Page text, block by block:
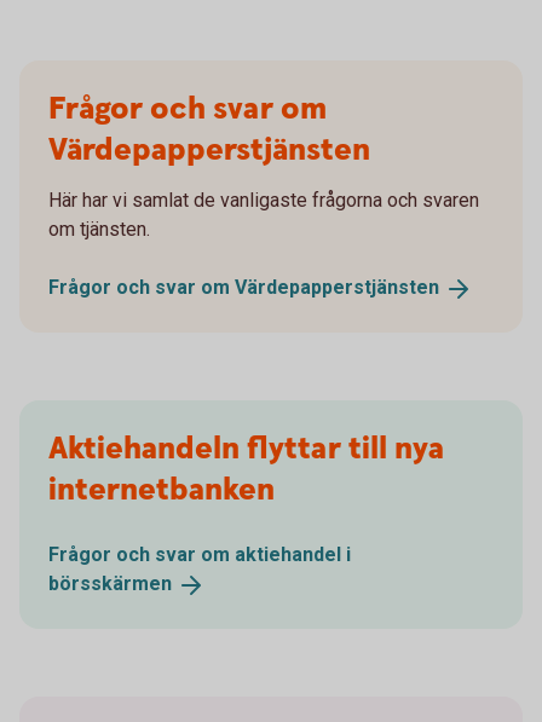
Frågor och svar om
Värdepapperstjänsten
Här har vi samlat de vanligaste frågorna och svaren
om tjänsten.
Frågor och svar om Värdepapperstjänsten
Aktiehandeln flyttar till nya
internetbanken
Frågor och svar om aktiehandel i
börsskärmen